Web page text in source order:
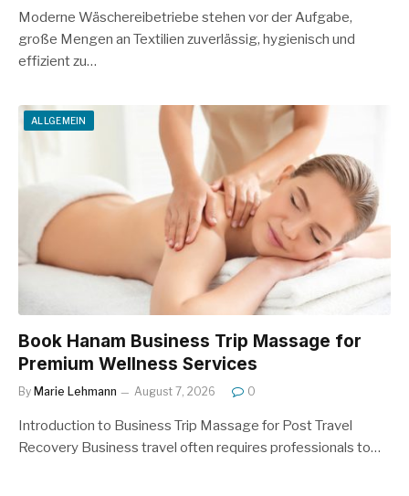
Moderne Wäschereibetriebe stehen vor der Aufgabe,
große Mengen an Textilien zuverlässig, hygienisch und
effizient zu…
ALLGEMEIN
Book Hanam Business Trip Massage for
Premium Wellness Services
By Marie Lehmann August 7, 2026 0
Introduction to Business Trip Massage for Post Travel
Recovery Business travel often requires professionals to…